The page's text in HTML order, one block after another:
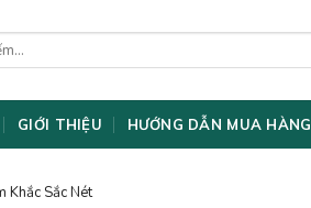
GIỚI THIỆU HƯỚNG DẪN MUA HÀNG
Khắc Sắc Nét